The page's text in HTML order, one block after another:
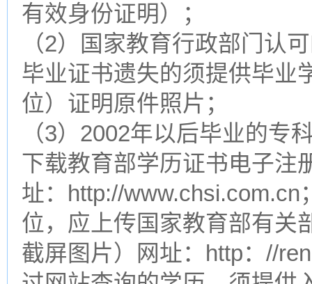
有效身份证明）；
（2）国家教育行政部门认
毕业证书遗失的须提供毕业
位）证明原件照片；
（3）2002年以后毕业的专
下载教育部学历证书电子注
址：http://
位，应上传国家教育部有关
截屏图片）网址：http：//